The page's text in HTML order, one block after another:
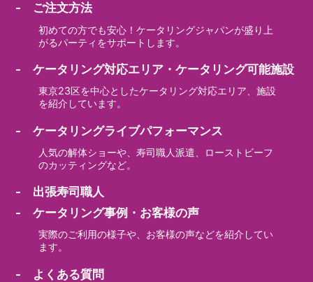
- ご注文方法
初めての方でも安心！ケータリングジャパンが盛り上
がるパーティをサポートします。
- ケータリング対応エリア・ケータリング可能施設
東京23区を中心としたケータリング対応エリア、施設
を紹介しています。
- ケータリングライブパフォーマンス
人気の解体ショーや、寿司職人派遣、ローストビーフ
のカッティングなど。
- 出張寿司職人
- ケータリング事例・お客様の声
実際のご利用の様子や、お客様の声などを紹介してい
ます。
- よくある質問